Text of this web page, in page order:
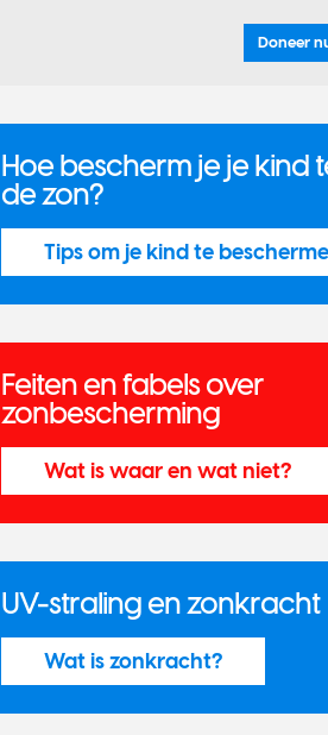
Doneer
Hoe bescherm je je kind
de zon?
Tips om je kind te
Feiten en fabels over
zonbescherming
Wat is waar en wat niet?
UV-straling en zonkracht
Wat is zonkracht?